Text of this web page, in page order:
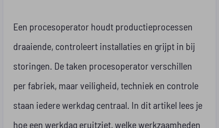
Een procesoperator houdt productieprocessen
draaiende, controleert installaties en grijpt in bij
storingen. De taken procesoperator verschillen
per fabriek, maar veiligheid, techniek en controle
staan iedere werkdag centraal. In dit artikel lees je
hoe een werkdag eruitziet, welke werkzaamheden